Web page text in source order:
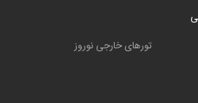
تورهای خارجی نوروز